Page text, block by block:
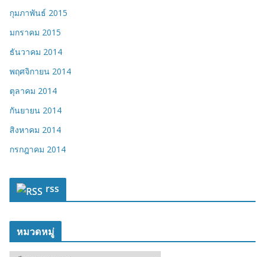
กุมภาพันธ์ 2015
มกราคม 2015
ธันวาคม 2014
พฤศจิกายน 2014
ตุลาคม 2014
กันยายน 2014
สิงหาคม 2014
กรกฎาคม 2014
rss
หมวดหมู่